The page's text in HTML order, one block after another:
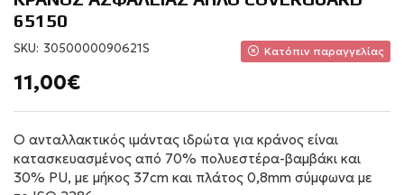
65150
SKU: 3050000090621S Κατόπιν παραγγελίας
11,00€
Ο ανταλλακτικός ιμάντας ιδρώτα για κράνος είναι
κατασκευασμένος από 70% πολυεστέρα-βαμβάκι και
30% PU, με μήκος 37cm και πλάτος 0,8mm σύμφωνα με